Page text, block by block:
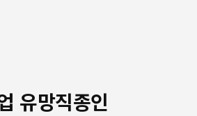
유망직종인